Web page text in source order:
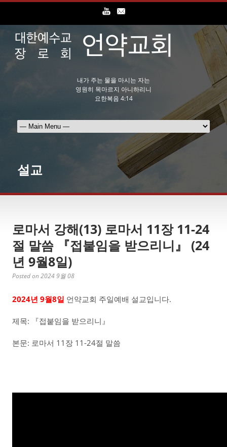
내가 주는 물을 마시는 자는
영원히 목마르지 아니하리니
요한복음 4:14
설교
로마서 강해(13) 로마서 11장 11-24
절 말씀 『접붙임을 받으리니』 (24
년 9월8일)
Posted on 2024 9월 08
2024년 9월8일 언약교회 주일예배 설교입니다.
제목: 『접붙임을 받으리니』
본문: 로마서 11장 11-24절 말씀